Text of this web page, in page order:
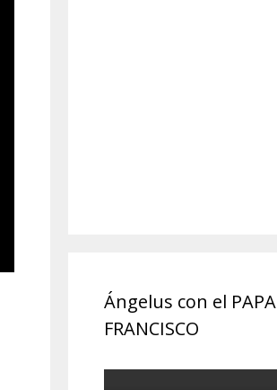
Ángelus con el PAPA
FRANCISCO